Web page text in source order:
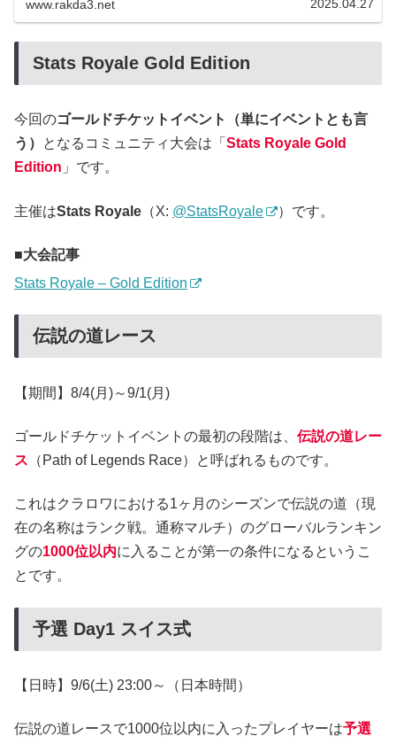
www.rakda3.net 2025.04.27
Stats Royale Gold Edition
今回のゴールドチケットイベント（単にイベントとも言
う）
となるコミュニティ大会は「 Stats Royale Gold
Edition 」です。
主催はStats Royale （X: @StatsRoyale ）です。
大会記事
Stats Royale – Gold Edition
伝説の道レース
【期間】8/4(月)～9/1(月)
ゴールドチケットイベントの最初の段階は、 伝説の道レー
ス （Path of Legends Race）と呼ばれるものです。
これはクラロワにおける1ヶ月のシーズンで伝説の道（現
在の名称はランク戦。通称マルチ）のグローバルランキン
グの1000位以内に入ることが第一の条件になるというこ
とです。
予選 Day1 スイス式
【日時】9/6(土) 23:00～（日本時間）
伝説の道レースで1000位以内に入ったプレイヤーは予選